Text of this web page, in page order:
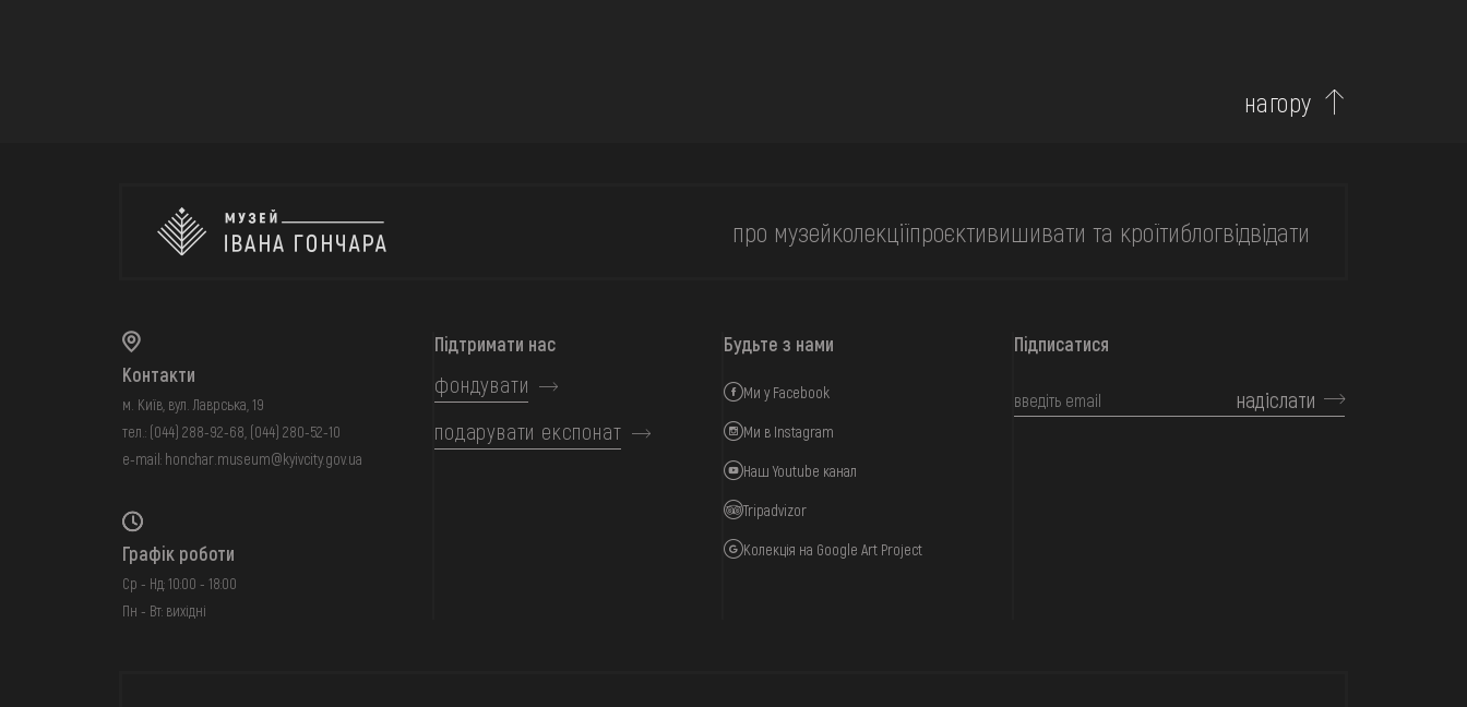
нагору
про музейколекціїпроєктивишивати та кроїтиблогвідвідати
Контакти
м. Київ, вул. Лаврська, 19
тел.: (044) 288-92-68 (044) 280-52-10
e-mail: honchar.museum@kyivcity.gov.ua
Графік роботи
Ср - Нд: 10:00 - 18:00
Пн - Вт: вихідні
Підтримати нас
фондувати
подарувати експонат
Будьте з нами
Ми у Facebook
Ми в Instagram
Наш Youtube канал
Tripadvizor
Колекція на Google Art Project
Підписатися
надіслати